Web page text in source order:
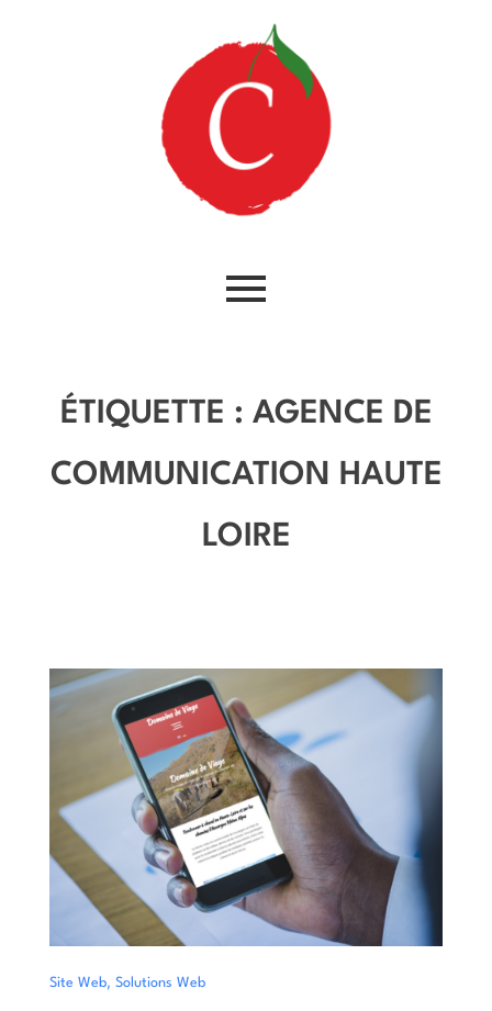
ÉTIQUETTE : AGENCE DE
COMMUNICATION HAUTE
LOIRE
Site Web, Solutions Web